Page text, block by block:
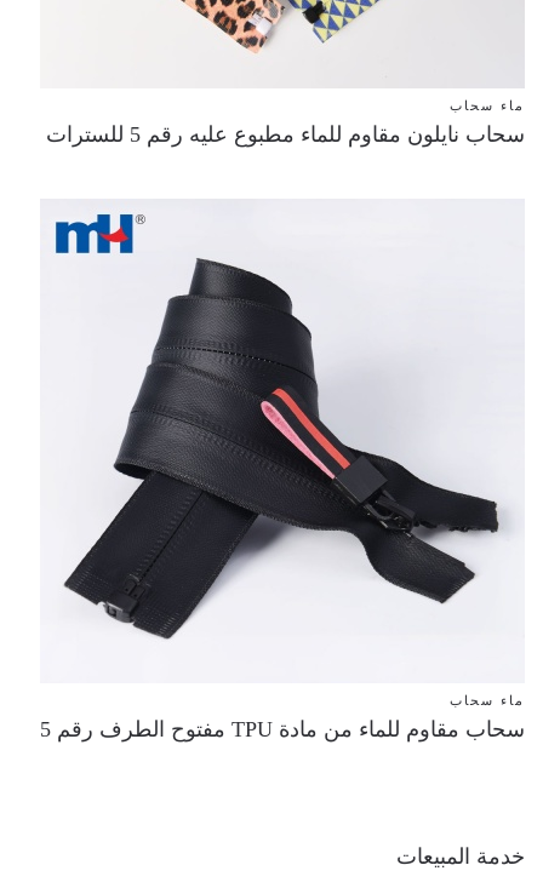
ماء سحاب
سحاب نايلون مقاوم للماء مطبوع عليه رقم 5 للسترات
ماء سحاب
سحاب مقاوم للماء من مادة TPU مفتوح الطرف رقم 5
خدمة المبيعات